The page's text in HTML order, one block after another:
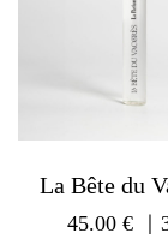
La Bête du
45.00 €